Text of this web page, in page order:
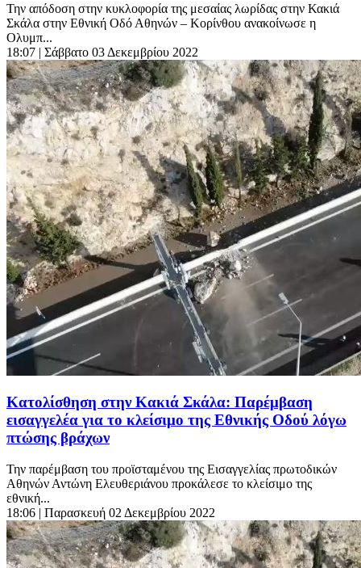
Την απόδοση στην κυκλοφορία της μεσαίας λωρίδας στην Κακιά
Σκάλα στην Εθνική Οδό Αθηνών – Κορίνθου ανακοίνωσε η
Ολυμπ...
18:07 | Σάββατο 03 Δεκεμβρίου 2022
Κατολίσθηση στην Κακιά Σκάλα: Παρέμβαση
εισαγγελέα για το κλείσιμο της Εθνικής Οδού λόγω
πτώσης βράχων
Την παρέμβαση του προϊσταμένου της Εισαγγελίας πρωτοδικών
Αθηνών Αντώνη Ελευθεριάνου προκάλεσε το κλείσιμο της
εθνική...
18:06 | Παρασκευή 02 Δεκεμβρίου 2022